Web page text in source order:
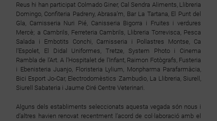
Reus hi han participat Colmado Giner, Cal Sendra Aliments, Llibreria
Domingo, Confiteria Padreny, Abrasa’m, Bar La Tartana, El Punt del
Gla, Carnisseria Nuri Pié, Canisseria Bigorra i Fruites i verdures
Mercè; a Cambrils, Ferreteria Cambrils, Llibreria Torrevisca, Pesca
Salada i Embotits Conchi, Carnisseria i Pollastres Montse, Ca
l’Espolet, El Didal Uniformes, Tretze, System Photo i Cinema
Rambla de l’Art. A l’Hospitalet de l’Infant, Raimon Fotògrafs, Fusteria
i Ebenisteria Juanjo, Floristeria Lylium, Monpharma Parafarmàcia,
Bici Esport Jo-Car, Electrodomèstics Zambudio, La Llibreria, Siurell,
Siurell Sabateria i Jaume Ciré Centre Veterinari.
Alguns dels establiments seleccionats aquesta vegada són nous i
d’altres havien renovat recentment l’acord de col·laboració amb el